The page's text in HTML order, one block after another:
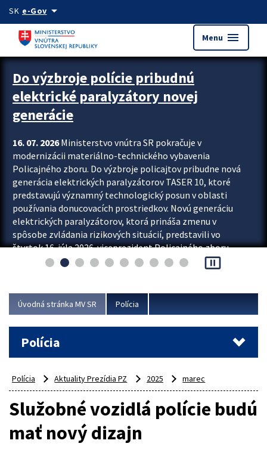
Preskocit na hlavný obsah
SK e-Govarrow_drop_down
Menu menu
Zastavit automatický posun upútavok
Do výzbroje polície pribudnú
elektrické paralyzátory novej
generácie
16. 07. 2026Ministerstvo vnútra SR pokračuje v
modernizácii materiálno-technického vybavenia
Policajného zboru. Do výzbroje policajtov pribudne nová
generácia elektrických paralyzátorov TASER 10, ktoré
predstavujú významný technologický posun v oblasti
používania donucovacích prostriedkov. Novú generáciu
elektrických paralyzátorov, ktorá prináša zmenu v
spôsobe zvládania rizikových situácií, predstavili vo
štvrtok 16. júla 2026 viceprezident Policajného zboru
Rastislav Polakovič a riaditeľ odboru výcviku...
pause_presentation
Úvodná stránka MV SR Polícia
Polícia
Polícia Aktuality Prezídia PZ 2025 marec
Služobné vozidlá polície budú
mať nový dizajn